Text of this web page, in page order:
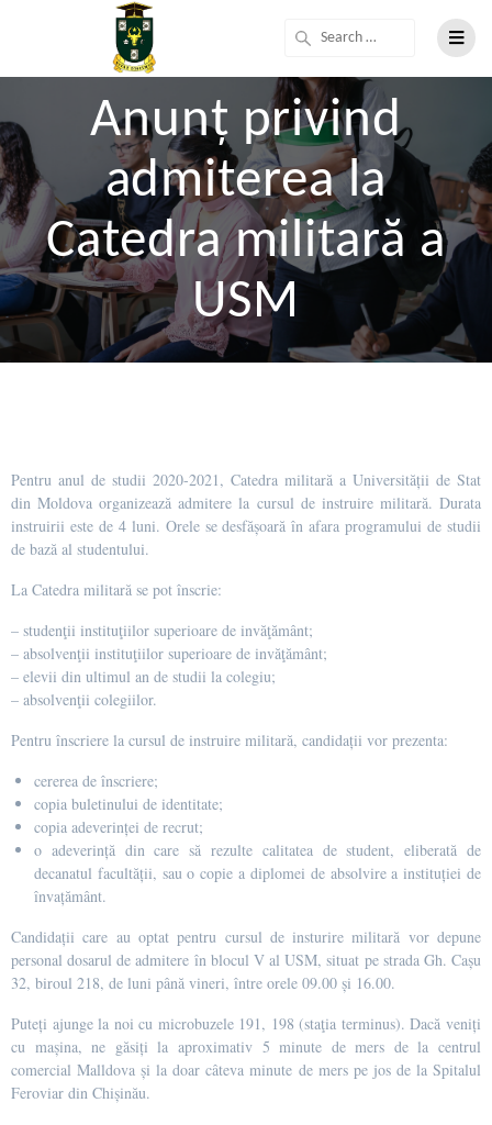
Anunț privind
admiterea la
Catedra militară a
USM
Pentru anul de studii 2020-2021, Catedra militară a Universității de Stat
din Moldova organizează admitere la cursul de instruire militară. Durata
instruirii este de 4 luni. Orele se desfășoară în afara programului de studii
de bază al studentului.
La Catedra militară se pot înscrie:
– studenţii instituţiilor superioare de invăţământ;
– absolvenţii instituţiilor superioare de invăţământ;
– elevii din ultimul an de studii la colegiu;
– absolvenţii colegiilor.
Pentru înscriere la cursul de instruire militară, candidații vor prezenta:
cererea de înscriere;
copia buletinului de identitate;
copia adeverinței de recrut;
o adeverință din care să rezulte calitatea de student, eliberată de
decanatul facultății, sau o copie a diplomei de absolvire a instituției de
învațământ.
Candidații care au optat pentru cursul de insturire militară vor depune
personal dosarul de admitere în blocul V al USM, situat pe strada Gh. Cașu
32, biroul 218, de luni până vineri, între orele 09.00 și 16.00.
Puteți ajunge la noi cu microbuzele 191, 198 (staţia terminus). Dacă veniți
cu mașina, ne găsiți la aproximativ 5 minute de mers de la centrul
comercial Malldova și la doar câteva minute de mers pe jos de la Spitalul
Feroviar din Chișinău.